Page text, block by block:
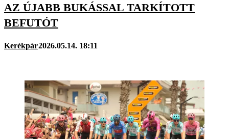
AZ ÚJABB BUKÁSSAL TARKÍTOTT
BEFUTÓT
Kerékpár2026.05.14. 18:11